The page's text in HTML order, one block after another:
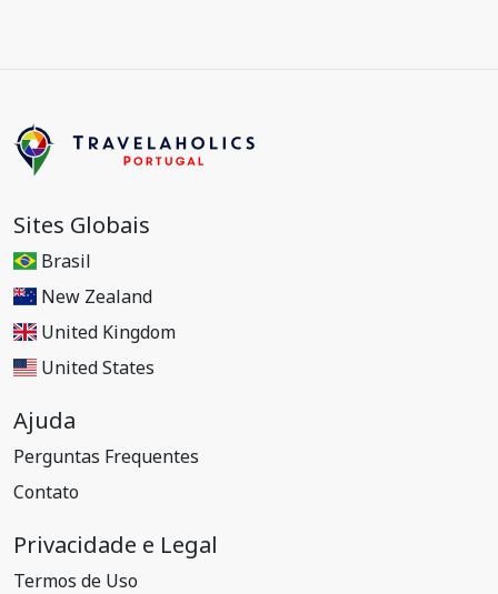
Sites Globais
Brasil
New Zealand
United Kingdom
United States
Ajuda
Perguntas Frequentes
Contato
Privacidade e Legal
Termos de Uso